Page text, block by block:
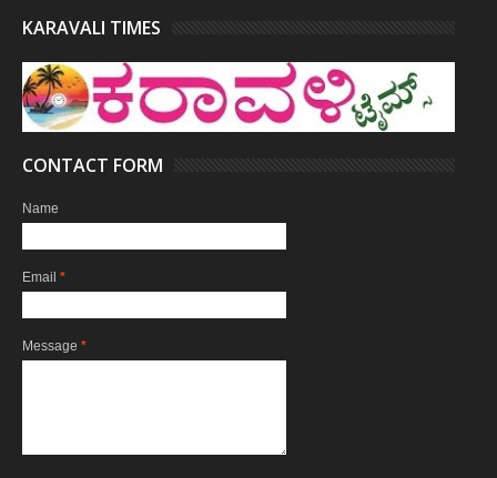
KARAVALI TIMES
CONTACT FORM
Name
Email *
Message *